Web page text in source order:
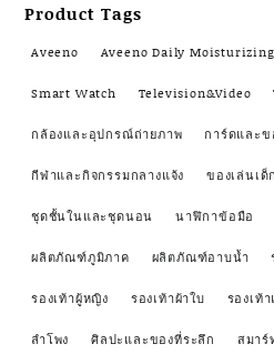
Product Tags
Aveeno Aveeno Daily
Smart Watch Television&Video
กล้องและอุปกรณ์ถ่ายภาพ การ์ดและ
กีฬาและกิจกรรมกลางแจ้ง ของเล่นเด็ก
ชุดชั้นในและชุดนอน นาฬิกาข้อมือ
ผลิตภัณฑ์ภูมิภาค ผลิตภัณฑ์อาบน้ำ
รองเท้าผู้หญิง รองเท้าผ้าใบ รองเท้
ลำโพง ศิลปะและของที่ระลึก สมาร์